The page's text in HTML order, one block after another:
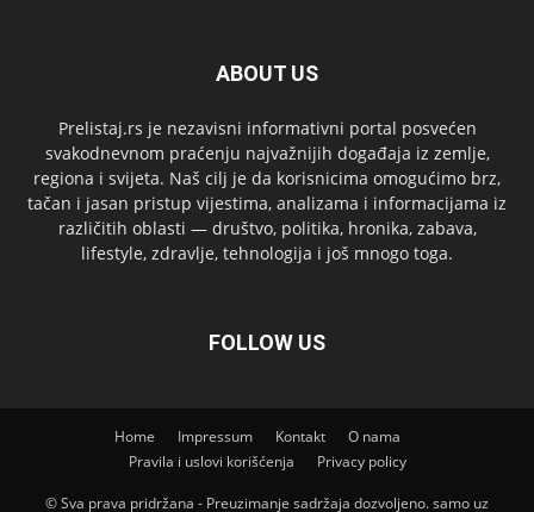
ABOUT US
Prelistaj.rs je nezavisni informativni portal posvećen
svakodnevnom praćenju najvažnijih događaja iz zemlje,
regiona i svijeta. Naš cilj je da korisnicima omogućimo brz,
tačan i jasan pristup vijestima, analizama i informacijama iz
različitih oblasti — društvo, politika, hronika, zabava,
lifestyle, zdravlje, tehnologija i još mnogo toga.
FOLLOW US
Home Impressum Kontakt
O nama
Pravila i uslovi korišćenja
Privacy policy
© Sva prava pridržana - Preuzimanje sadržaja dozvoljeno. samo uz